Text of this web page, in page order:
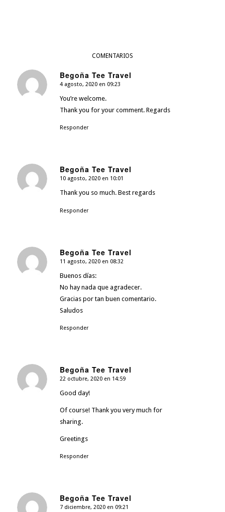
COMENTARIOS
Begoña Tee Travel
Dice:
4 agosto, 2020 en 09:23
You’re welcome.
Thank you for your comment. Regards
Responder
Begoña Tee Travel
Dice:
10 agosto, 2020 en 10:01
Thank you so much. Best regards
Responder
Begoña Tee Travel
Dice:
11 agosto, 2020 en 08:32
Buenos días:
No hay nada que agradecer.
Gracias por tan buen comentario.
Saludos
Responder
Begoña Tee Travel
Dice:
22 octubre, 2020 en 14:59
Good day!
Of course! Thank you very much for
sharing.
Greetings
Responder
Begoña Tee Travel
Dice:
7 diciembre, 2020 en 09:21